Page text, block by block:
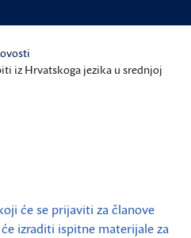
iz Hrvatskoga jezika u srednjoj
će se prijaviti za članove
izraditi ispitne materijale za